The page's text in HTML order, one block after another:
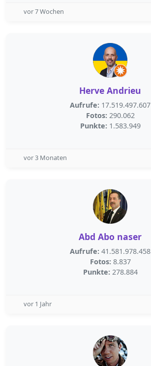
vor 7 Wochen
Herve Andrieu
Aufrufe: 17.519.497.607
Fotos: 290.062
Punkte: 1.583.949
vor 3 Monaten
Abd Abo naser
Aufrufe: 41.581.978.458
Fotos: 8.837
Punkte: 278.884
vor 1 Jahr